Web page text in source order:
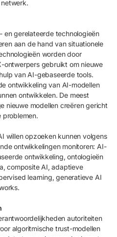
en gerelateerde technologieën
aan de hand van situationele
worden door
ontwerpers gebruikt om nieuwe
van AI-gebaseerde tools.
ontwikkeling van AI-modellen
ontwikkelen. De meest
nieuwe modellen creëren gericht
problemen.
willen opzoeken kunnen volgens
ontwikkelingen monitoren: AI-
ontwikkeling, ontologieën
composite AI, adaptieve
learning, generatieve AI
autoriteiten
algoritmische trust-modellen